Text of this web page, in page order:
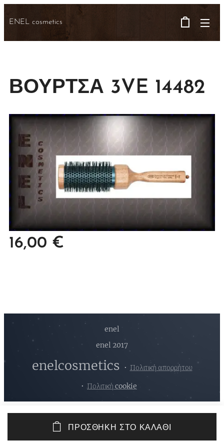
ENEL cosmetics
ΒΟΥΡΤΣΑ 3VE 14482
16,00 €
ΠΡΟΣΘΉΚΗ ΣΤΟ ΚΑΛΆΘΙ
enel
enel 2017
enelcosmetics Πολιτική απορρήτου
Πολιτική cookie